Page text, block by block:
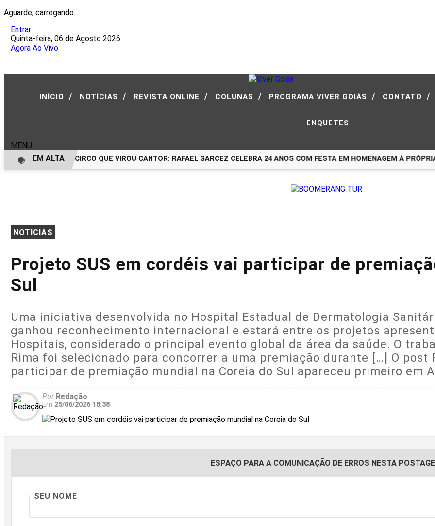
Aguarde, carregando...
Entrar
Quinta-feira, 06 de Agosto 2026
Agora Ao Vivo
INÍCIO / NOTÍCIAS / REVISTA ONLINE / COLUNAS / PROGRAMA VIVER GOIÁS / CONTATO /
ENQUETES
MENU
O MENINO DO CIRCO QUE VIROU CANTOR: RAFAEL GARCEZ CELEBRA 24 ANOS COM FESTA EM HOMENAGEM À PRÓPRIA
EM ALTA
NOTICIAS
Projeto SUS em cordéis vai participar de
Sul
Uma iniciativa desenvolvida no Hospital Estadual de Dermatologia
ganhou reconhecimento internacional e estará entre os projetos
Hospitais, considerado o principal evento global da área da saúde. O
Rima foi selecionado para concorrer a uma premiação durante […] O post
participar de premiação mundial na Coreia do Sul apareceu primeiro em
PorRedação
Em 25/06/2026 18:38
ESPAÇO PARA A COMUNICAÇÃO DE ERROS NESTA
SEU NOME